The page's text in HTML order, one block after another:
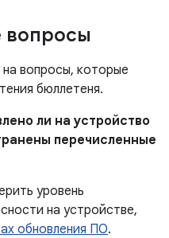
вопросы
вопросы, которые
бюллетеня.
ли на устройство
перечисленные
уровень
на устройстве,
обновления ПО.